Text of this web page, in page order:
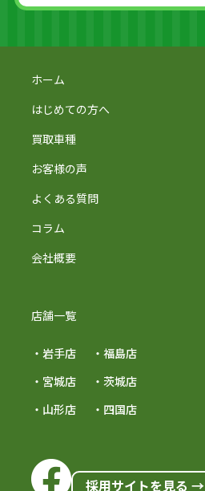
ホーム
はじめての方へ
買取車種
お客様の声
よくある質問
コラム
会社概要
店舗一覧
・岩手店
・宮城店
・山形店
・福島店
・茨城店
・四国店
採用サイトを見る →